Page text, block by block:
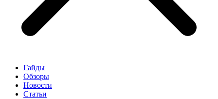
Гайды
Обзоры
Новости
Статьи